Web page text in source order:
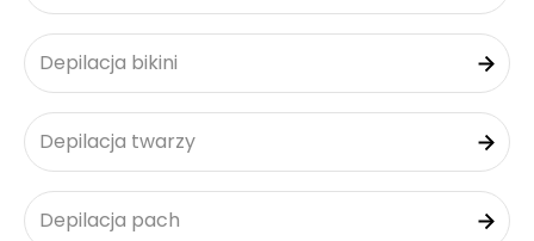
Depilacja bikini
Depilacja twarzy
Depilacja pach